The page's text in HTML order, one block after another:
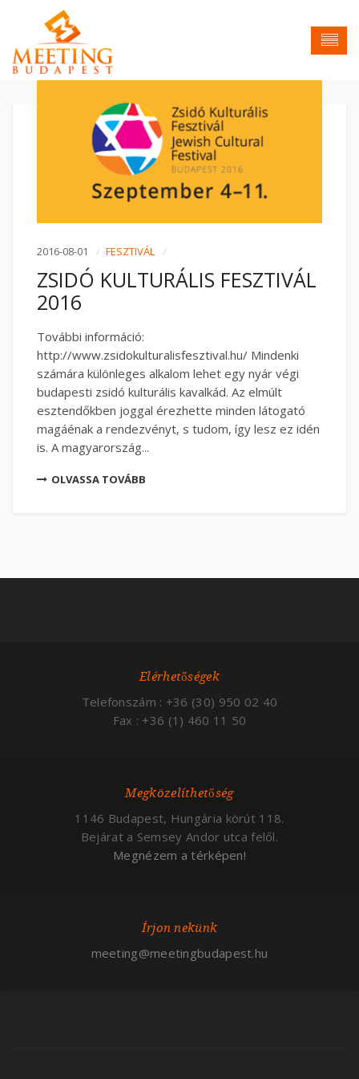
2016-08-01 FESZTIVÁL
ZSIDÓ KULTURÁLIS FESZTIVÁL
2016
További információ:
http://www.zsidokulturalisfesztival.hu/ Mindenki
számára különleges alkalom lehet egy nyár végi
budapesti zsidó kulturális kavalkád. Az elmúlt
esztendőkben joggal érezhette minden látogató
magáénak a rendezvényt, s tudom, így lesz ez idén
is. A magyarország...
OLVASSA TOVÁBB
Elérhetőségek
Telefonszám : +36 (30) 950 02 40
Fax : +36 (1) 460 11 50
Megközelíthetőség
1146 Budapest, Hungária körút 118.
Bejárat a Semsey Andor utca felől.
Megnézem a térképen!
Írjon nekünk
meeting@meetingbudapest.hu